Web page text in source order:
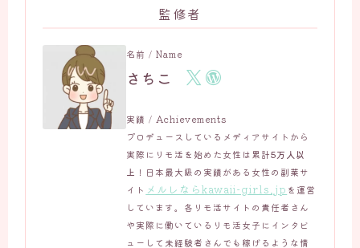
監修者
名前 / Name
さちこ
実績 / Achievements
プロデュースしているメディアサイトから
実際にリモ活を始めた女性は累計5万人以
上 ！日本最大級の実績がある女性の副業サ
イト メルレならkawaii-girls.jp を運営
しています。各リモ活サイトの責任者さん
や実際に働いているリモ活女子にインタビ
ューして未経験者さんでも稼げるような情